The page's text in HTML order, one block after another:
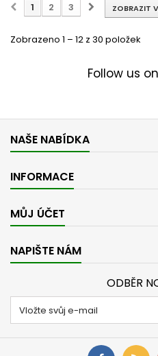
ZOBRAZIT
1 2 3
Zobrazeno 1 – 12 z 30 položek
Follow us
NAŠE NABÍDKA
INFORMACE
MŮJ ÚČET
NAPIŠTE NÁM
ODBĚR